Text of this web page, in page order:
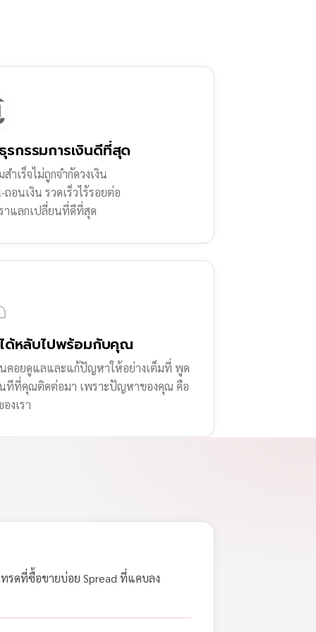
กรรมการเงินดีที่สุด
ำเร็จไม่ถูกจำกัดวงเงิน
ถอนเงิน รวดเร็วไร้รอยต่อ
าแลกเปลี่ยนที่ดีที่สุด
ได้หลับไปพร้อมกับคุณ
คอยดูแลและแก้ปัญหาให้อย่างเต็มที่ พูด
ทีที่คุณติดต่อมา เพราะปัญหาของคุณ คือ
งเรา
รดที่ซื้อขายบ่อย Spread ที่แคบลง